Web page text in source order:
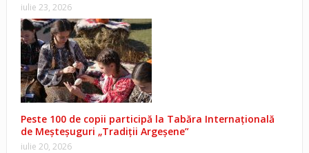
iulie 23, 2026
Peste 100 de copii participă la Tabăra Internațională
de Meșteșuguri „Tradiții Argeșene”
iulie 20, 2026